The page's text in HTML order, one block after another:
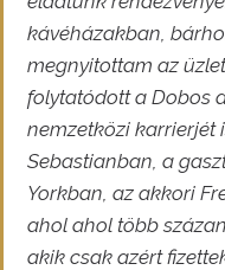
kávéházakban,
megnyitottam az
folytatódott a Dobos
nemzetközi karrierjét
Sebastianban, a
Yorkban, az akkori
ahol ahol több
akik csak azért